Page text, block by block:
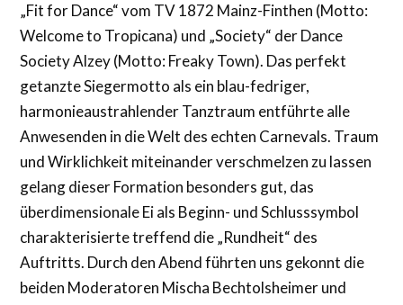
„Fit for Dance“ vom TV 1872 Mainz-Finthen (Motto:
Welcome to Tropicana) und „Society“ der Dance
Society Alzey (Motto: Freaky Town). Das perfekt
getanzte Siegermotto als ein blau-fedriger,
harmonieaustrahlender Tanztraum entführte alle
Anwesenden in die Welt des echten Carnevals. Traum
und Wirklichkeit miteinander verschmelzen zu lassen
gelang dieser Formation besonders gut, das
überdimensionale Ei als Beginn- und Schlusssymbol
charakterisierte treffend die „Rundheit“ des
Auftritts. Durch den Abend führten uns gekonnt die
beiden Moderatoren Mischa Bechtolsheimer und